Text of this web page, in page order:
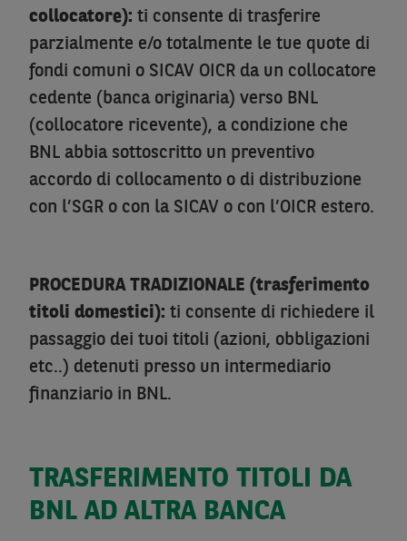
collocatore): ti consente di trasferire
parzialmente e/o totalmente le tue quote di
fondi comuni o SICAV OICR da un collocatore
cedente (banca originaria) verso BNL
(collocatore ricevente), a condizione che
BNL abbia sottoscritto un preventivo
accordo di collocamento o di distribuzione
con l’SGR o con la SICAV o con l’OICR estero.
PROCEDURA TRADIZIONALE (trasferimento
titoli domestici): ti consente di richiedere il
passaggio dei tuoi titoli (azioni, obbligazioni
etc..) detenuti presso un intermediario
finanziario in BNL.
TRASFERIMENTO TITOLI DA
BNL AD ALTRA BANCA